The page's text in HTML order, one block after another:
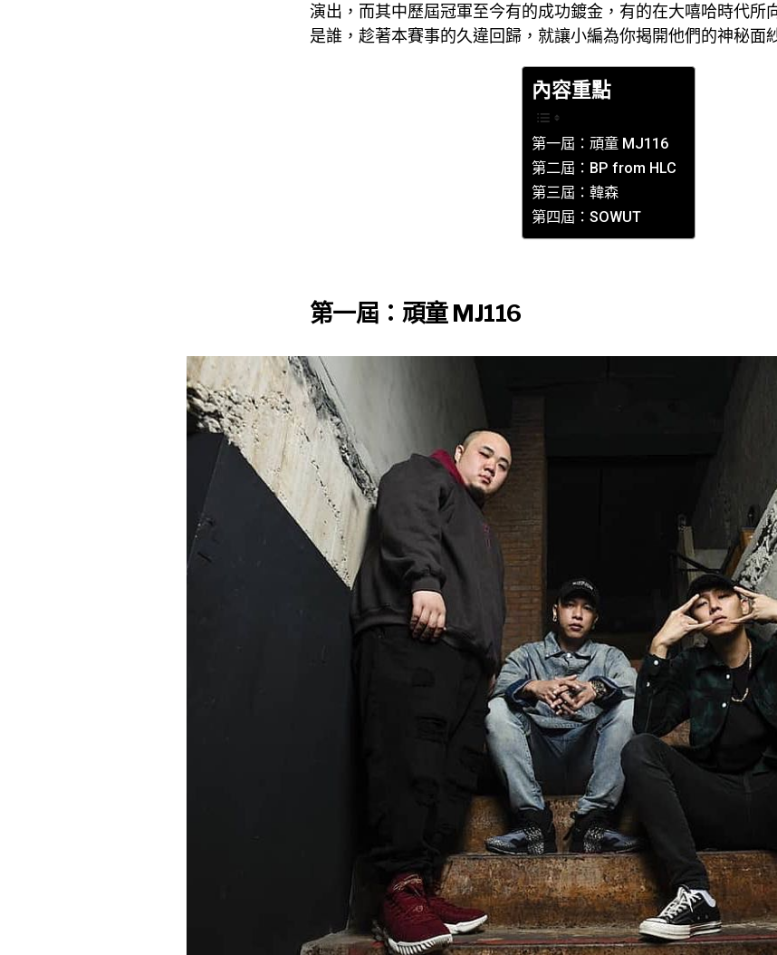
演出，而其中歷屆冠軍至今有的成功鍍金，有的在大嘻哈時代所
是誰，趁著本賽事的久違回歸，就讓小編為你揭開他們的神秘面
內容重點
第一屆：頑童 MJ116
第二屆：BP from HLC
第三屆：韓森
第四屆：SOWUT
第一屆：頑童 MJ116